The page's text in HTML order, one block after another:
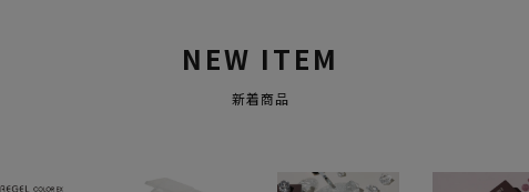
NEW ITEM
新着商品